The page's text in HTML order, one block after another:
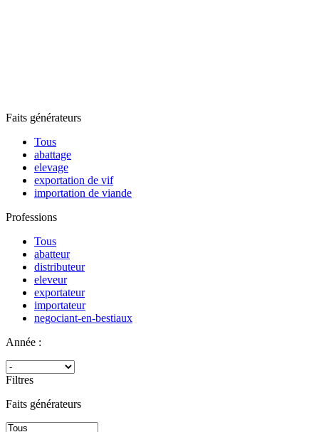
Faits générateurs
Tous
abattage
elevage
exportation de vif
importation de viande
Professions
Tous
abatteur
distributeur
eleveur
exportateur
importateur
negociant-en-bestiaux
Année :
Filtres
Faits générateurs